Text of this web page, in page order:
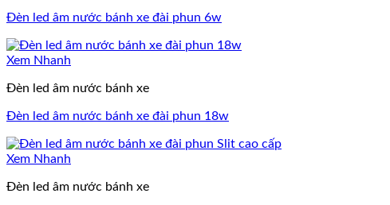
Đèn led âm nước bánh xe đài phun 6w
Xem Nhanh
Đèn led âm nước bánh xe
Đèn led âm nước bánh xe đài phun 18w
Xem Nhanh
Đèn led âm nước bánh xe